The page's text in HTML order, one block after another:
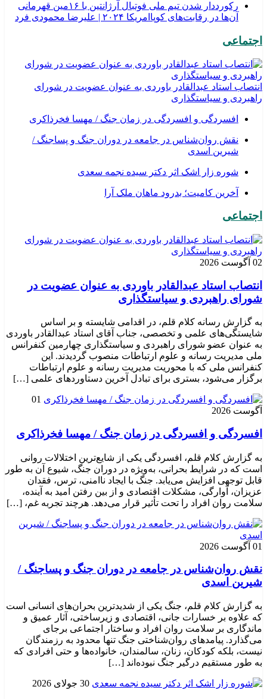
رکورددار شدن تیم ملی فوتبال آرژانتین با ۱۶مین قهرمانی
آن‌ها در رقابت‌های کوپاامریکا ۲۰۲۴ | علیرضا محمودی فرد
اجتماعی
انتصاب استاد عبدالقادر باوردی به عنوان عضویت در شورای
راهبردی و سیاستگذاری
افسردگی و افسردگی در زمان جنگ / مهسا فخرذاکری
نقش روان‌شناس در جامعه در دوران جنگ و پساجنگ /
شیرین اسدی
شوره زار اشک اثر دکتر سیده نجمه سعدی
​آخرین کامیت؛ بدرود ماهان ملک آرا
اجتماعی
02 آگوست 2026
انتصاب استاد عبدالقادر باوردی به عنوان عضویت در
شورای راهبردی و سیاستگذاری
به گزارش رسانه کلام قلم، در اقدامی شایسته و بر اساس
شایستگی‌های علمی و تخصصی، جناب آقای استاد عبدالقادر باوردی
به عنوان عضو شورای راهبردی و سیاستگذاری چهارمین کنفرانس
ملی مدیریت رسانه و علوم ارتباطات منصوب گردیدند. این
کنفرانس ملی که با محوریت مدیریت رسانه و علوم ارتباطات
برگزار می‌شود، بستری برای تبادل آخرین دستاوردهای علمی […]
01
آگوست 2026
افسردگی و افسردگی در زمان جنگ / مهسا فخرذاکری
به گزارش کلام قلم، افسردگی یکی از شایع‌ترین اختلالات روانی
است که در شرایط بحرانی، به‌ویژه در دوران جنگ، شیوع آن به طور
قابل توجهی افزایش می‌یابد. جنگ با ایجاد ناامنی، ترس، فقدان
عزیزان، آوارگی، مشکلات اقتصادی و از بین رفتن امید به آینده،
سلامت روان افراد را تحت تأثیر قرار می‌دهد. هرچند تجربه غم، […]
01 آگوست 2026
نقش روان‌شناس در جامعه در دوران جنگ و پساجنگ /
شیرین اسدی
به گزارش کلام قلم، جنگ یکی از شدیدترین بحران‌های انسانی است
که علاوه بر خسارات جانی، اقتصادی و زیرساختی، آثار عمیق و
ماندگاری بر سلامت روان افراد و ساختار اجتماعی برجای
می‌گذارد. پیامدهای روان‌شناختی جنگ تنها محدود به رزمندگان
نیست، بلکه کودکان، زنان، سالمندان، خانواده‌ها و حتی افرادی که
به طور مستقیم درگیر جنگ نبوده‌اند […]
30 جولای 2026